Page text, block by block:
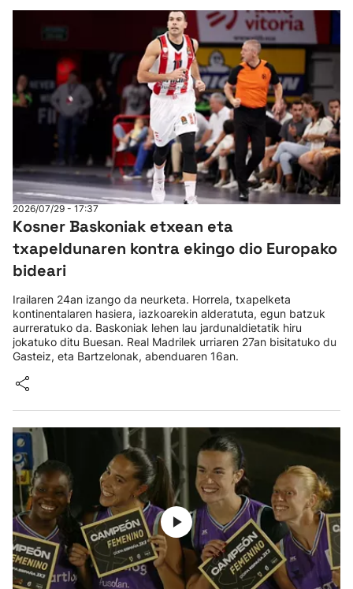
2026/07/29 - 17:37
Kosner Baskoniak etxean eta
txapeldunaren kontra ekingo dio Europako
bideari
Irailaren 24an izango da neurketa. Horrela, txapelketa
kontinentalaren hasiera, iazkoarekin alderatuta, egun batzuk
aurreratuko da. Baskoniak lehen lau jardunaldietatik hiru
jokatuko ditu Buesan. Real Madrilek urriaren 27an bisitatuko du
Gasteiz, eta Bartzelonak, abenduaren 16an.